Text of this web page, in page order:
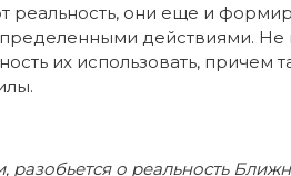
реальность, они еще и
действиями. Не
их использовать, причем
о реальность